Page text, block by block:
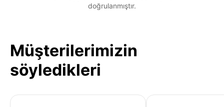
doğrulanmıştır.
Müşterilerimizin
söyledikleri